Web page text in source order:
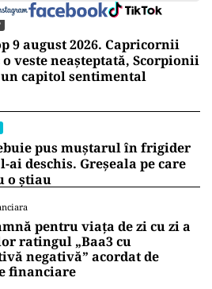
9 august 2026. Capricornii
veste neașteptată, Scorpionii
capitol sentimental
pus muștarul în frigider
ai deschis. Greșeala pe care
o știau
pentru viața de zi cu zi a
ratingul „Baa3 cu
negativă” acordat de
financiare